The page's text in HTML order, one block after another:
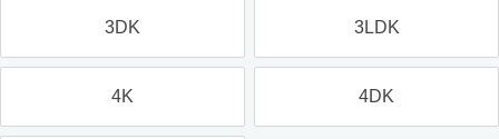
3DK 3LDK
4K 4DK